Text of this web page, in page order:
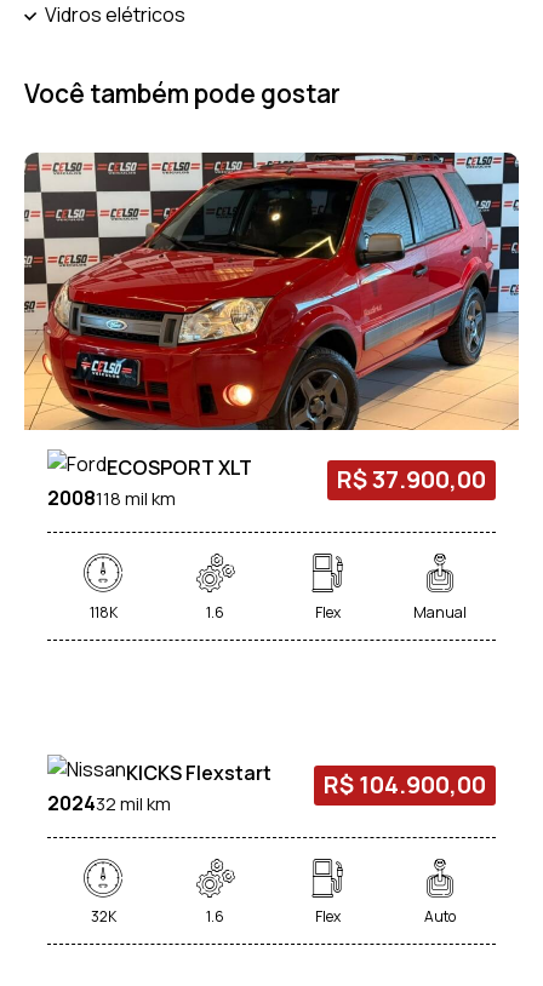
Vidros elétricos
Você também pode gostar
R$ 37.900,00
ECOSPORT XLT
2008118 mil km
118K 1.6 Flex Manual
R$ 104.900,00
KICKS Flexstart
202432 mil km
32K 1.6 Flex Auto